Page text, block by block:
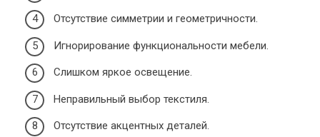
Отсутствие симметрии и геометричности.
Игнорирование функциональности мебели.
Слишком яркое освещение.
Неправильный выбор текстиля.
Отсутствие акцентных деталей.